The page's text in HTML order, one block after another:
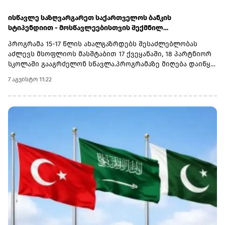
ისწავლე საზღვარგარეთ საქართველოს ბანკის
სტიპენდიით - მოსწავლეებისთვის შექმნილ
პროგრამა 15-17 წლის ახალგაზრდებს შესაძლებლობას
აძლევს მსოფლიოს მასშტაბით 17 ქვეყანაში, 18 პარტნიორ
სკოლაში გააგრძელონ სწავლა.პროგრამაზე მიღება დაიწყო
ეწვიეთ ვებგვერდს. ინფორმაციისთვის, გაერთიანებული
მსოფლიო სკოლები (UWC) წარმოადგენს საერთაშორისო
საგანმანათლებლო მოძრაობას ახალგაზრდებისთვის,
სხვადასხვა ერისა და კულტურის დასაახლოებლად და ამ
გზით შეუწყოს ხელი მშვიდობიანი და მდგრადი მომავლის
შექმნას. UWC მსოფლიოს სხვადასხვა კონტინენტის 18
საერთაშორისო სკოლასა და კოლეჯს აერთიანებს.
პროგრამის ფარგლებში სწავლება მიმდინარეობს 17
სხვადასხვა ქვეყანაში, მათ შორის − კანადაში, აშშ-ში,
ჩინეთში, იაპონიაში, ტაილანდში, გერმანიასა და
იტალიაში.საქართველოს ბანკმა UWC Georgia-სთან
თანამშრომლობა 2025 წელს დაიწყო და უკვე გამოავლინა 2
სტიპენდიატი. საქართველოს ბანკის მხარდაჭერით,
7 აგვისტო 11:22